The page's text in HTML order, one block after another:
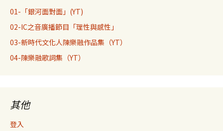
01-「銀河面對面」(YT)
02-IC之音廣播節目「理性與感性」
03-新時代文化人陳樂融作品集（YT）
04-陳樂融歌詞集（YT）
其他
登入